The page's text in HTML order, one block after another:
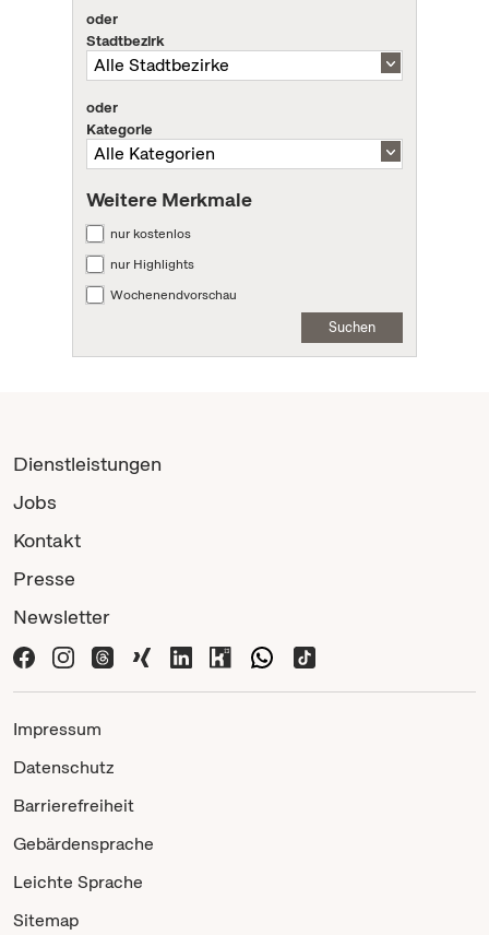
oder
Stadtbezirk
oder
Kategorie
Weitere Merkmale
nur kostenlos
nur Highlights
Wochenendvorschau
Suchen
Dienstleistungen
Jobs
Kontakt
Presse
Newsletter
Impressum
Datenschutz
Barrierefreiheit
Gebärdensprache
Leichte Sprache
Sitemap